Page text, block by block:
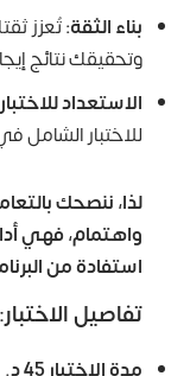
بناء الثقة:تُعزز
وتحقيقك نتائج
الاستعداد
للاختبار الشامل
لذا، ننصحك
واهتمام، فهي
استفادة من
تفاصيل الاختبار:
مدة الإختبار 45 د.